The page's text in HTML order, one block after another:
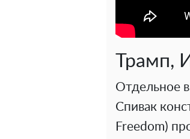
Трамп,
Отдельное
Спивак
Freedom)